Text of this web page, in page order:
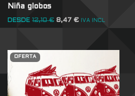
Niña globos
DESDE 12,10€ 8,47 € IVA INCL
OFERTA